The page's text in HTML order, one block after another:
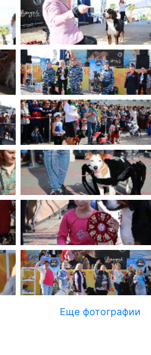
имуществе и обязательствах
имущественного характера
План работы и график сессий
ОБРАЩЕНИЯ
Написать обращение
Просмотр своего обращения
Установленные формы
обращений
Порядок и время приема
Порядок обжалования
Обзоры обращений лиц
Законодательная карта
Порядок оказания бесплатной
юридической помощи
Еще фотографии